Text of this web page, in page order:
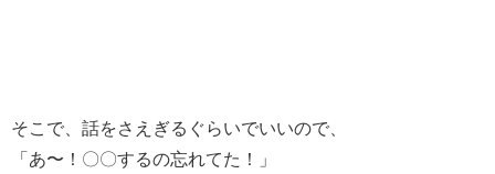
そこで、話をさえぎるぐらいでいいので、
「あ〜！〇〇するの忘れてた！」